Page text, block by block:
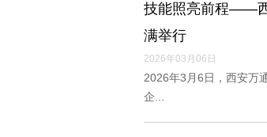
技能照亮前程——西
满举行
2026年03月06日
2026年3月6日，西安万
企...